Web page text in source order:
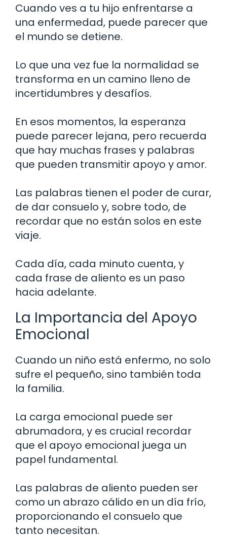
Cuando ves a tu hijo enfrentarse a
una enfermedad, puede parecer que
el mundo se detiene.
Lo que una vez fue la normalidad se
transforma en un camino lleno de
incertidumbres y desafíos.
En esos momentos, la esperanza
puede parecer lejana, pero recuerda
que hay muchas frases y palabras
que pueden transmitir apoyo y amor.
Las palabras tienen el poder de curar,
de dar consuelo y, sobre todo, de
recordar que no están solos en este
viaje.
Cada día, cada minuto cuenta, y
cada frase de aliento es un paso
hacia adelante.
La Importancia del Apoyo
Emocional
Cuando un niño está enfermo, no solo
sufre el pequeño, sino también toda
la familia.
La carga emocional puede ser
abrumadora, y es crucial recordar
que el apoyo emocional juega un
papel fundamental.
Las palabras de aliento pueden ser
como un abrazo cálido en un día frío,
proporcionando el consuelo que
tanto necesitan.